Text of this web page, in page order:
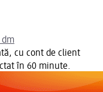
cu cont de client
în 60 minute.